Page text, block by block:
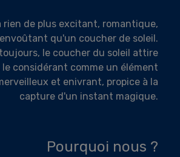
rien de plus excitant, romantique,
qu'un coucher de soleil.
le coucher du soleil attire
considérant comme un élément
et enivrant, propice à la
capture d'un instant magique.
Pourquoi nous ?